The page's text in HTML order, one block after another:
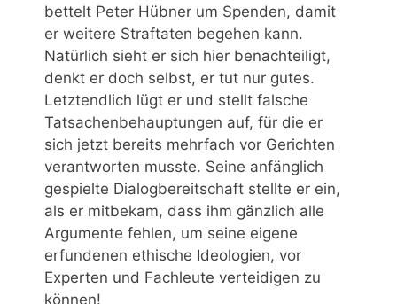
bettelt Peter Hübner um Spenden, damit
er weitere Straftaten begehen kann.
Natürlich sieht er sich hier benachteiligt,
denkt er doch selbst, er tut nur gutes.
Letztendlich lügt er und stellt falsche
Tatsachenbehauptungen auf, für die er
sich jetzt bereits mehrfach vor Gerichten
verantworten musste. Seine anfänglich
gespielte Dialogbereitschaft stellte er ein,
als er mitbekam, dass ihm gänzlich alle
Argumente fehlen, um seine eigene
erfundenen ethische Ideologien, vor
Experten und Fachleute verteidigen zu
können!